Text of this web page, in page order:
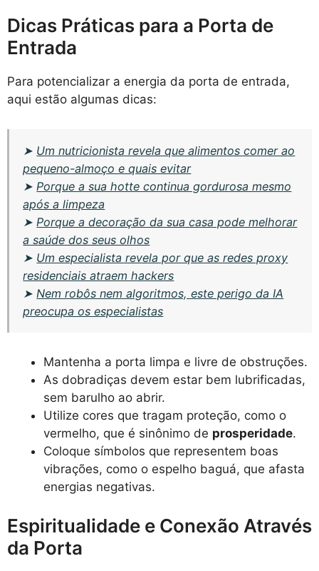
Dicas Práticas para a Porta de
Entrada
Para potencializar a energia da porta de entrada,
aqui estão algumas dicas:
➤ Um nutricionista revela que alimentos comer ao
pequeno-almoço e quais evitar
➤ Porque a sua hotte continua gordurosa mesmo
após a limpeza
➤ Porque a decoração da sua casa pode melhorar
a saúde dos seus olhos
➤ Um especialista revela por que as redes proxy
residenciais atraem hackers
➤ Nem robôs nem algoritmos, este perigo da IA
preocupa os especialistas
Mantenha a porta limpa e livre de obstruções.
As dobradiças devem estar bem lubrificadas,
sem barulho ao abrir.
Utilize cores que tragam proteção, como o
vermelho, que é sinônimo de prosperidade.
Coloque símbolos que representem boas
vibrações, como o espelho baguá, que afasta
energias negativas.
Espiritualidade e Conexão Através
da Porta